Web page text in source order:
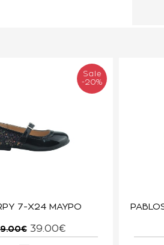
Sale
-20%
7-Χ24 ΜΑΥΡΟ
39.00€